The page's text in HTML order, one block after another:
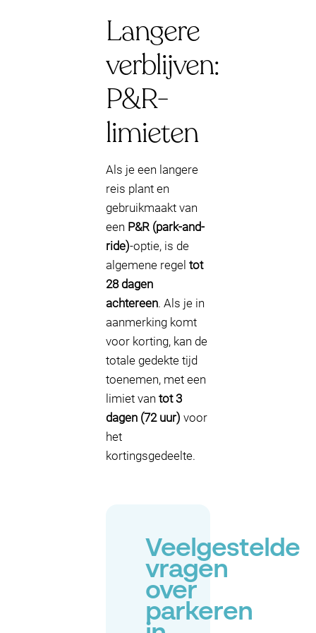
Langere
verblijven:
P&R-
limieten
Als je een langere
reis plant en
gebruikmaakt van
een P&R (park-and-
ride)-optie, is de
algemene regel tot
28 dagen
achtereen. Als je in
aanmerking komt
voor korting, kan de
totale gedekte tijd
toenemen, met een
limiet van tot 3
dagen (72 uur) voor
het
kortingsgedeelte.
Veelgestelde
vragen
over
parkeren